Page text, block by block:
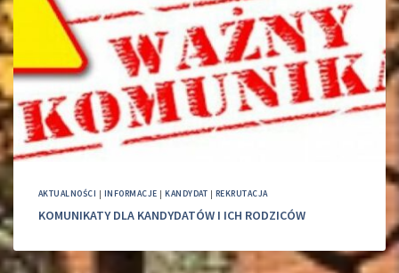
AKTUALNOŚCI | INFORMACJE |KANDYDAT | REKRUTACJA
KOMUNIKATY DLA KANDYDATÓW I ICH RODZICÓW